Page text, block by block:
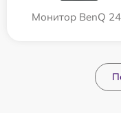
Монитор BenQ